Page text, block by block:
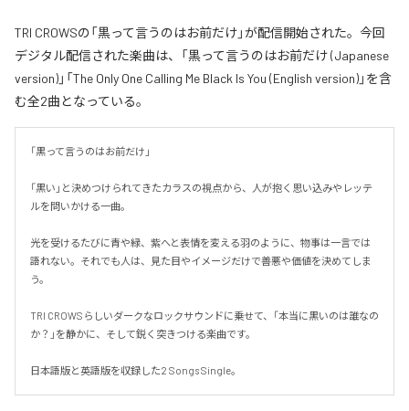
TRI CROWSの「黒って言うのはお前だけ」が配信開始された。今回
デジタル配信された楽曲は、「黒って言うのはお前だけ (Japanese
version)」「The Only One Calling Me Black Is You (English version)」を含
む全2曲となっている。
「黒って言うのはお前だけ」
「黒い」と決めつけられてきたカラスの視点から、人が抱く思い込みやレッテ
ルを問いかける一曲。
光を受けるたびに青や緑、紫へと表情を変える羽のように、物事は一言では
語れない。それでも人は、見た目やイメージだけで善悪や価値を決めてしま
う。
TRI CROWSらしいダークなロックサウンドに乗せて、「本当に黒いのは誰なの
か？」を静かに、そして鋭く突きつける楽曲です。
日本語版と英語版を収録した2 Songs Single。